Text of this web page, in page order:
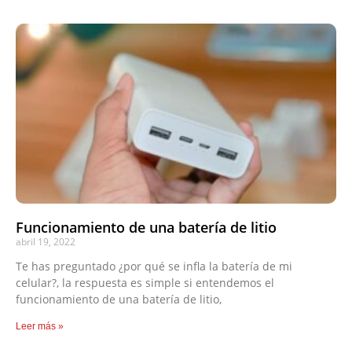
Funcionamiento de una batería de litio
abril 19, 2022
Te has preguntado ¿por qué se infla la batería de mi
celular?, la respuesta es simple si entendemos el
funcionamiento de una batería de litio,
Leer más »